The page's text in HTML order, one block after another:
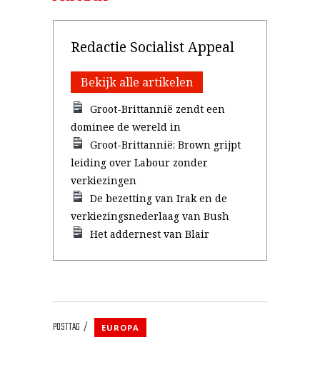
Redactie Socialist Appeal
Bekijk alle artikelen
Groot-Brittannië zendt een
dominee de wereld in
Groot-Brittannië: Brown grijpt
leiding over Labour zonder
verkiezingen
De bezetting van Irak en de
verkiezingsnederlaag van Bush
Het addernest van Blair
POSTTAG EUROPA